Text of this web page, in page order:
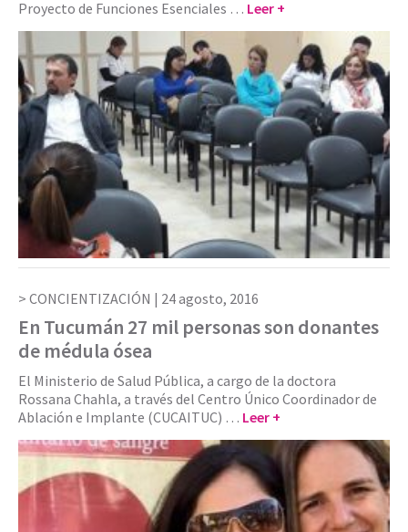
Proyecto de Funciones Esenciales … Leer +
CONCIENTIZACIÓN | 24 agosto, 2016
En Tucumán 27 mil personas son donantes
de médula ósea
El Ministerio de Salud Pública, a cargo de la doctora
Rossana Chahla, a través del Centro Único Coordinador de
Ablación e Implante (CUCAITUC) … Leer +